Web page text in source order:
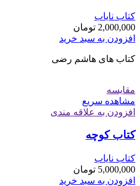
کتاب نایاب
2,000,000 تومان
افزودن به سبد خرید
کتاب های هاشم رضی
مقایسه
مشاهده سریع
افزودن به علاقه مندی
کتاب کوچه
کتاب نایاب
5,000,000 تومان
افزودن به سبد خرید